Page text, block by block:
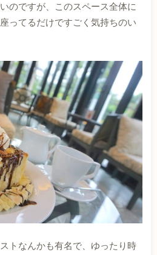
のですが、このスペース全体に
ってるだけですごく気持ちのい
トなんかも有名で、ゆったり時